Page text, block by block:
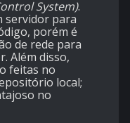
System).
servidor para
porém é
de rede para
Além disso,
feitas no
local;
no